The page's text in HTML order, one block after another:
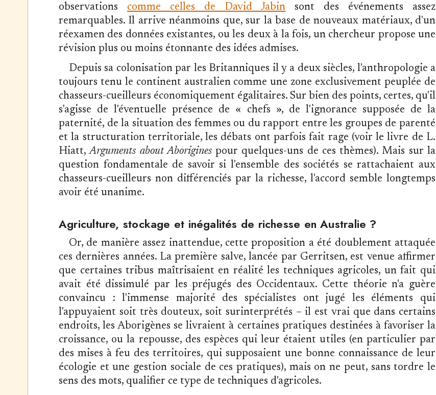
observations comme celles de David Jabin sont des événements assez
remarquables. Il arrive néanmoins que, sur la base de nouveaux matériaux, d'un
réexamen des données existantes, ou les deux à la fois, un chercheur propose une
révision plus ou moins étonnante des idées admises.
Depuis sa colonisation par les Britanniques il y a deux siècles, l'anthropologie a
toujours tenu le continent australien comme une zone exclusivement peuplée de
chasseurs-cueilleurs économiquement égalitaires. Sur bien des points, certes, qu'il
s'agisse de l'éventuelle présence de « chefs », de l'ignorance supposée de la
paternité, de la situation des femmes ou du rapport entre les groupes de parenté
et la structuration territoriale, les débats ont parfois fait rage (voir le livre de L.
Hiatt,Arguments about Aboriginespour quelques-uns de ces thèmes). Mais sur la
question fondamentale de savoir si l'ensemble des sociétés se rattachaient aux
chasseurs-cueilleurs non différenciés par la richesse, l'accord semble longtemps
avoir été unanime.
Agriculture, stockage et inégalités de richesse en Australie ?
Or, de manière assez inattendue, cette proposition a été doublement attaquée
ces dernières années. La première salve, lancée par Gerritsen, est venue affirmer
que certaines tribus maîtrisaient en réalité les techniques agricoles, un fait qui
avait été dissimulé par les préjugés des Occidentaux. Cette théorie n'a guère
convaincu : l'immense majorité des spécialistes ont jugé les éléments qui
l'appuyaient soit très douteux, soit surinterprétés – il est vrai que dans certains
endroits, les Aborigènes se livraient à certaines pratiques destinées à favoriser la
croissance, ou la repousse, des espèces qui leur étaient utiles (en particulier par
des mises à feu des territoires, qui supposaient une bonne connaissance de leur
écologie et une gestion sociale de ces pratiques), mais on ne peut, sans tordre le
sens des mots, qualifier ce type de techniques d'agricoles.